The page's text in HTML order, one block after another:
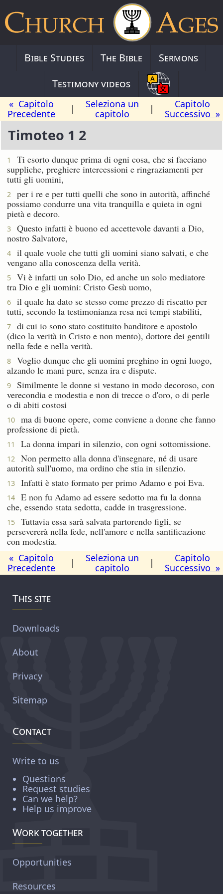
Bible Studies The Bible
Sermons
Testimony videos
« Capitolo
Precedente
|
Seleziona un
capitolo
|
Capitolo
Successivo »
Timoteo 1 2
1
Ti esorto dunque prima di ogni cosa, che si facciano
suppliche, preghiere intercessioni e ringraziamenti per
tutti gli uomini,
2
per i re e per tutti quelli che sono in autorità, affinché
possiamo condurre una vita tranquilla e quieta in ogni
pietà e decoro.
3
Questo infatti è buono ed accettevole davanti a Dio,
nostro Salvatore,
4
il quale vuole che tutti gli uomini siano salvati, e che
vengano alla conoscenza della verità.
5
Vi è infatti un solo Dio, ed anche un solo mediatore
tra Dio e gli uomini: Cristo Gesù uomo,
6
il quale ha dato se stesso come prezzo di riscatto per
tutti, secondo la testimonianza resa nei tempi stabiliti,
7
di cui io sono stato costituito banditore e apostolo
(dico la verità in Cristo e non mento), dottore dei gentili
nella fede e nella verità.
8
Voglio dunque che gli uomini preghino in ogni luogo,
alzando le mani pure, senza ira e dispute.
9
Similmente le donne si vestano in modo decoroso, con
verecondia e modestia e non di trecce o d'oro, o di perle
o di abiti costosi
10
ma di buone opere, come conviene a donne che fanno
professione di pietà.
11 La donna impari in silenzio, con ogni sottomissione.
12
Non permetto alla donna d'insegnare, né di usare
autorità sull'uomo, ma ordino che stia in silenzio.
13 Infatti è stato formato per primo Adamo e poi Eva.
14
E non fu Adamo ad essere sedotto ma fu la donna
che, essendo stata sedotta, cadde in trasgressione.
15
Tuttavia essa sarà salvata partorendo figli, se
persevererà nella fede, nell'amore e nella santificazione
con modestia.
« Capitolo
Precedente
|
Seleziona un
capitolo
|
Capitolo
Successivo »
This site
Downloads
About
Privacy
Sitemap
Contact
Write to us
Questions
Request studies
Can we help?
Help us improve
Work together
Opportunities
Resources